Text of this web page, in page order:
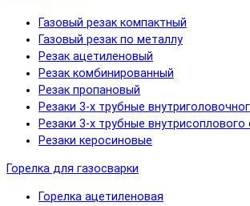
Газовый резак компактный
Газовый резак по металлу
Резак ацетиленовый
Резак комбинированный
Резак пропановый
Резаки 3-х трубные
Резаки 3-х трубные
Резаки керосиновые
Горелка для газосварки
Горелка ацетиленовая